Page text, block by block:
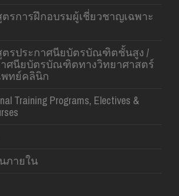
รการฝึกอบรมผู้เชี่ยวชาญเฉพาะ
รประกาศนียบัตรบัณฑิตชั้นสูง /
ศนียบัตรบัณฑิตทางวิทยาศาสตร์
ทย์คลินิก
Training Programs, Electives &
ภายใน